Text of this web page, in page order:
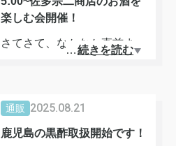
れる薩摩琵琶独演会「島津義
秀の世界」。
販売を開始いたしました。
薩摩琵琶の力強くも哀愁を帯
楽しむ会開催！
さてさて、なかなか直前まで
イミングとなり大変心苦しい
のですが、10月もAKAYANE
イベント開催します！
… 続きを読む
通販 2025.08.21
鹿児島の黒酢取扱開始です！